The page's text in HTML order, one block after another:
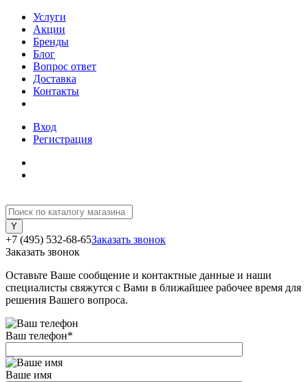
Услуги
Акции
Бренды
Блог
Вопрос ответ
Доставка
Контакты
Вход
Регистрация
+7 (495) 532-68-65Заказать звонок
Заказать звонок
Оставьте Ваше сообщение и контактные данные и наши
специалисты свяжутся с Вами в ближайшее рабочее время для
решения Вашего вопроса.
Ваш телефон*
Ваше имя